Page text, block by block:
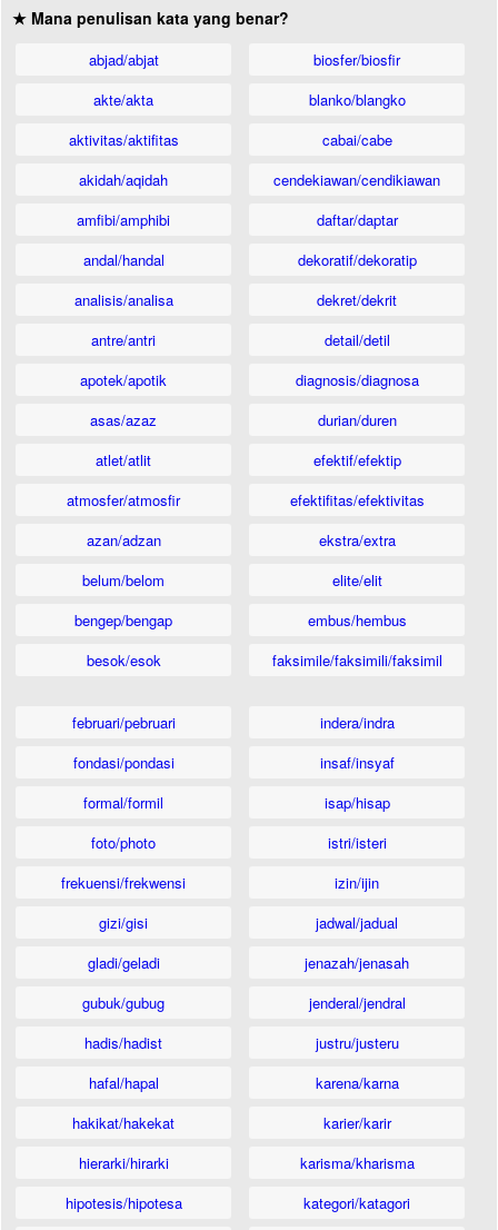
★ Mana penulisan kata yang benar?
abjad/abjat
akte/akta
aktivitas/aktifitas
akidah/aqidah
amfibi/amphibi
andal/handal
analisis/analisa
antre/antri
apotek/apotik
asas/azaz
atlet/atlit
atmosfer/atmosfir
azan/adzan
belum/belom
bengep/bengap
besok/esok
biosfer/biosfir
blanko/blangko
cabai/cabe
cendekiawan/cendikiawan
daftar/daptar
dekoratif/dekoratip
dekret/dekrit
detail/detil
diagnosis/diagnosa
durian/duren
efektif/efektip
efektifitas/efektivitas
ekstra/extra
elite/elit
embus/hembus
faksimile/faksimili/faksimil
februari/pebruari
fondasi/pondasi
formal/formil
foto/photo
frekuensi/frekwensi
gizi/gisi
gladi/geladi
gubuk/gubug
hadis/hadist
hafal/hapal
hakikat/hakekat
hierarki/hirarki
hipotesis/hipotesa
indera/indra
insaf/insyaf
isap/hisap
istri/isteri
izin/ijin
jadwal/jadual
jenazah/jenasah
jenderal/jendral
justru/justeru
karena/karna
karier/karir
karisma/kharisma
kategori/katagori